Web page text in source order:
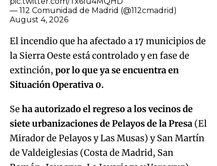
— 112 Comunidad de Madrid (@112cmadrid)
August 4, 2026
El incendio que ha afectado a 17 municipios de
la Sierra Oeste está controlado y en fase de
extinción, por lo que ya se encuentra en
Situación Operativa 0.
Se ha autorizado el regreso a los vecinos de
siete urbanizaciones de Pelayos de la Presa (El
Mirador de Pelayos y Las Musas) y San Martín
de Valdeiglesias (Costa de Madrid, San